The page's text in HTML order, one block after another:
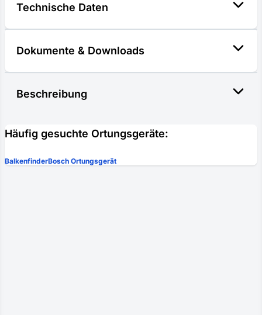
Technische Daten
Dokumente & Downloads
Beschreibung
Häufig gesuchte Ortungsgeräte:
BalkenfinderBosch Ortungsgerät